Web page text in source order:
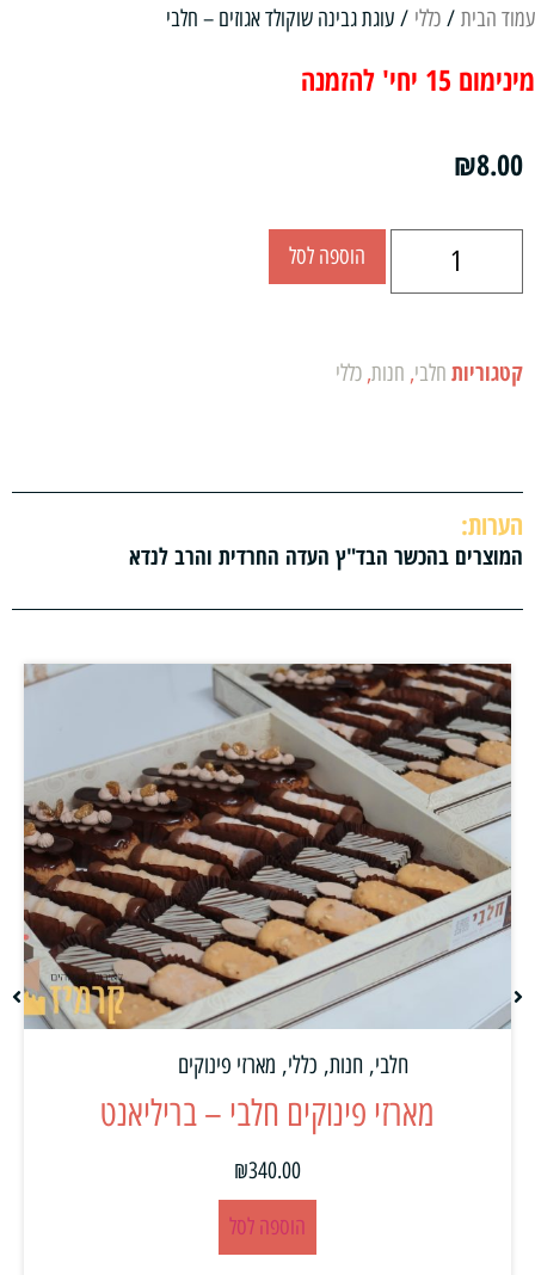
עמוד הבית / כללי / עוגת גבינה שוקולד אגוזים – חלבי
מינימום 15 יחי' להזמנה
₪8.00
הוספה לסל
קטגוריות חלבי, חנות, כללי
הערות:
המוצרים בהכשר הבד"ץ העדה החרדית והרב לנדא
חלבי, חנות, כללי, מארזי פינוקים
מארזי פינוקים חלבי – בריליאנט
₪340.00
הוספה לסל